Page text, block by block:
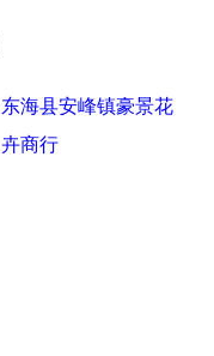
东海县安峰镇豪景花
卉商行